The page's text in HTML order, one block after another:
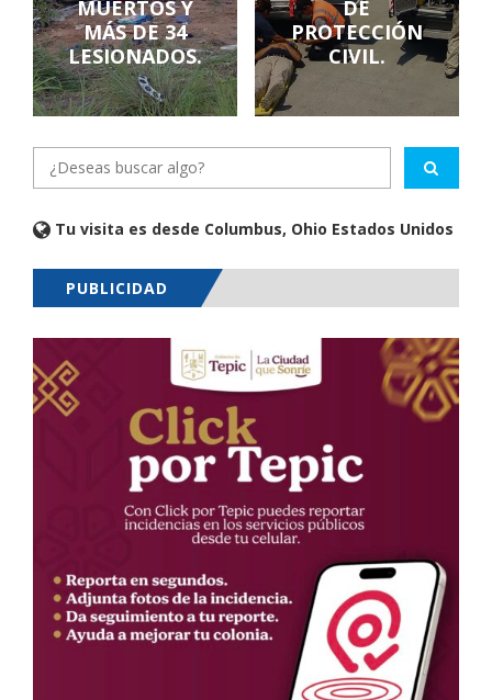
MUERTOS Y
MÁS DE 34
LESIONADOS.
DE
PROTECCIÓN
CIVIL.
Tu visita es desde Columbus, Ohio Estados Unidos
PUBLICIDAD